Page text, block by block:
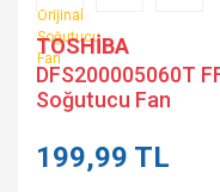
TOSHİBA
DFS200005060T
Soğutucu Fan
199,99 TL